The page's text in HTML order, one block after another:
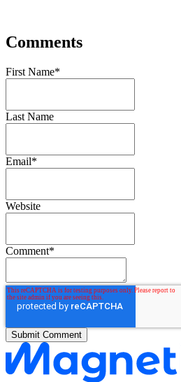
Comments
First Name*
Last Name
Email*
Website
Comment*